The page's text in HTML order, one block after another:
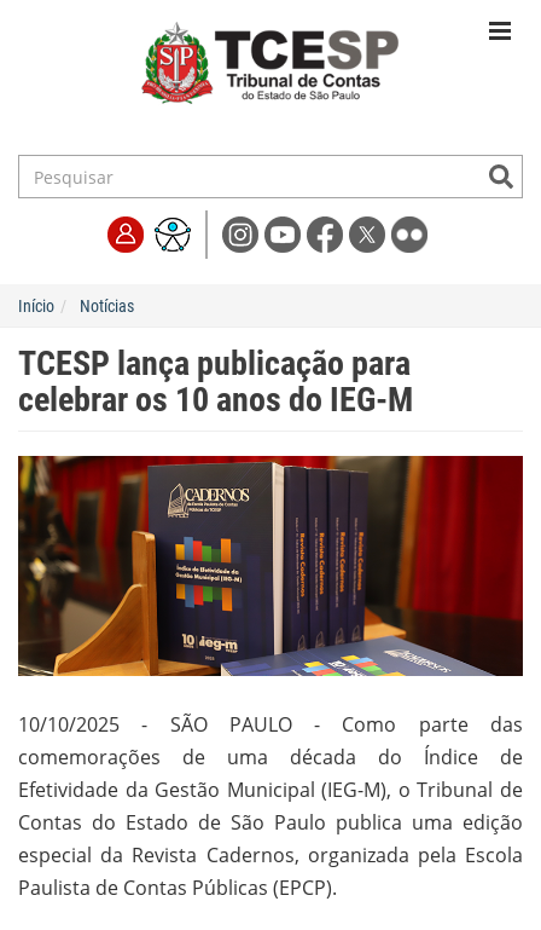
Início Notícias
TCESP lança publicação para
celebrar os 10 anos do IEG-M
10/10/2025 - SÃO PAULO - Como parte das
comemorações de uma década do Índice de
Efetividade da Gestão Municipal (IEG-M), o Tribunal de
Contas do Estado de São Paulo publica uma edição
especial da Revista Cadernos, organizada pela Escola
Paulista de Contas Públicas (EPCP).